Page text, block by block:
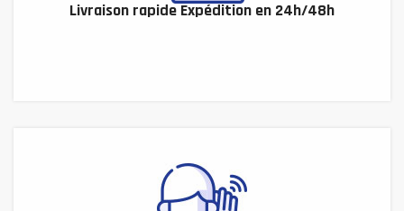
Livraison rapide Expédition en 24h/48h